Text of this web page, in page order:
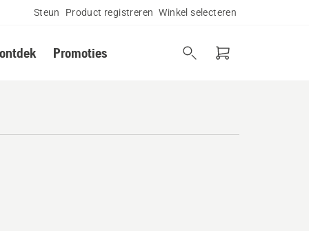
Steun Product registreren Winkel selecteren
Promoties